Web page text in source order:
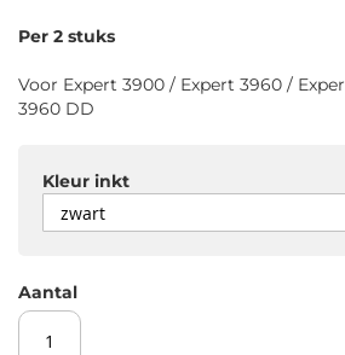
Per 2 stuks
Voor Expert 3900 / Expert 3960 /
3960 DD
Kleur inkt
Aantal